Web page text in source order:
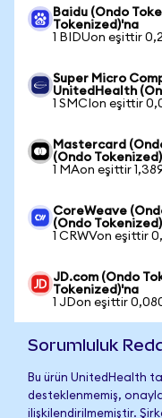
Baidu (Ondo
Tokenized)'na
1 BIDUon eşittir
Super Micro
UnitedHealth
1 SMCIon eşittir
Mastercard
(Ondo
1 MAon eşittir
CoreWeave
(Ondo
1 CRWVon eşittir
JD.com (Ondo
Tokenized)'na
1 JDon eşittir
Sorumluluk
Bu ürün UnitedHealth
desteklenmemiş,
ilişkilendirilmemiştir.